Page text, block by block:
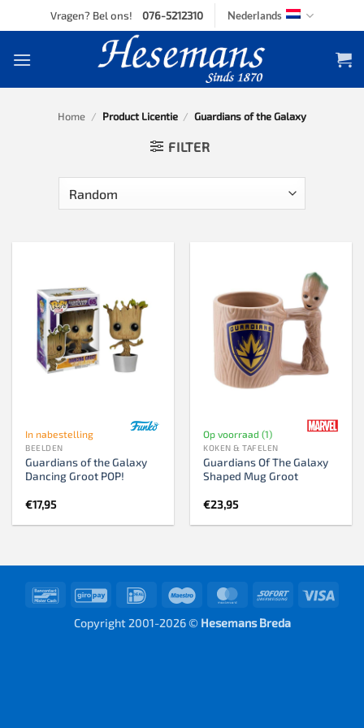
to
Vragen? Bel ons! 076-5212310 Nederlands
Home / Product Licentie / Guardians of the Galaxy
FILTER
In nabestelling
BEELDEN
Guardians of the Galaxy
Dancing Groot POP!
€17,95
Op voorraad (1)
KOKEN & TAFELEN
Guardians Of The Galaxy
Shaped Mug Groot
€23,95
BancontactGiroPay IDeal Maestro MasterCardSofort
Copyright 2001-2026 © Hesemans Breda